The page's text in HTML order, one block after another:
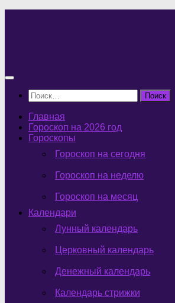
Найти:
Главная
Гороскоп на 2026 год
Гороскопы
Гороскоп на сегодня
Гороскоп на неделю
Гороскоп на месяц
Календари
Лунный календарь
Церковный календарь
Денежный календарь
Календарь стрижки